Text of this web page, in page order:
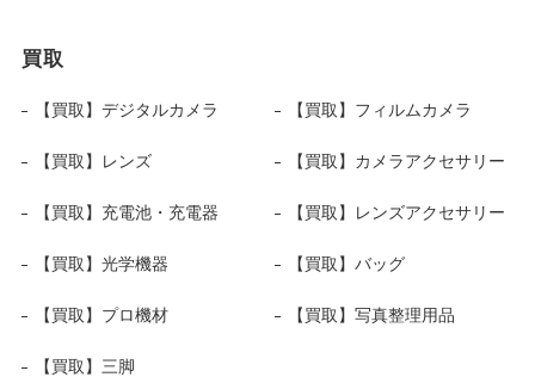
買取
【買取】デジタルカメラ 【買取】フィルムカメラ
【買取】レンズ 【買取】カメラアクセサリー
【買取】充電池・充電器 【買取】レンズアクセサリー
【買取】光学機器 【買取】バッグ
【買取】プロ機材 【買取】写真整理用品
【買取】三脚